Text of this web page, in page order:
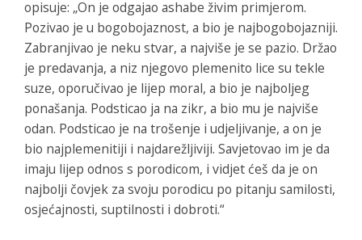
opisuje: „On je odgajao ashabe živim primjerom.
Pozivao je u bogobojaznost, a bio je najbogobojazniji.
Zabranjivao je neku stvar, a najviše je se pazio. Držao
je predavanja, a niz njegovo plemenito lice su tekle
suze, oporučivao je lijep moral, a bio je najboljeg
ponašanja. Podsticao ja na zikr, a bio mu je najviše
odan. Podsticao je na trošenje i udjeljivanje, a on je
bio najplemenitiji i najdarežljiviji. Savjetovao im je da
imaju lijep odnos s porodicom, i vidjet ćeš da je on
najbolji čovjek za svoju porodicu po pitanju samilosti,
osjećajnosti, suptilnosti i dobroti.“